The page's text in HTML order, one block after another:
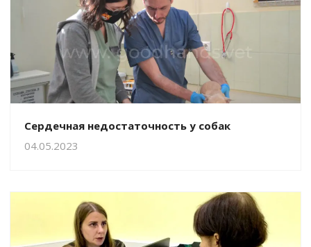
Сердечная недостаточность у собак
04.05.2023